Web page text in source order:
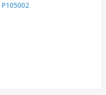
P105002